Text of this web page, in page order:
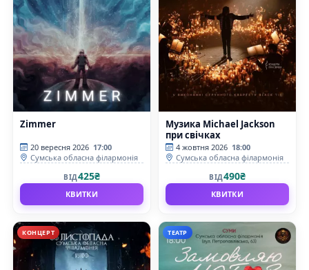
Zimmer
20 вересня 2026 17:00
Сумська обласна філармонія
ВІД425₴
КВИТКИ
Музика Michael Jackson
при свічках
4 жовтня 2026 18:00
Сумська обласна філармонія
ВІД490₴
КВИТКИ
КОНЦЕРТ ТЕАТР